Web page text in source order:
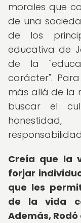
morales que
de una
de los
educativa de
de la
carácter".
más allá de la
buscar el
Creía que la
forjar
que les
de la vida
Además,